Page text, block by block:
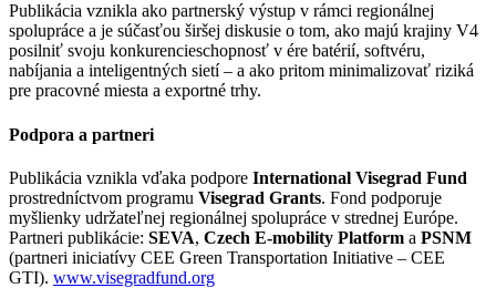
Publikácia vznikla ako partnerský výstup v rámci regionálnej
spolupráce a je súčasťou širšej diskusie o tom, ako majú krajiny V4
posilniť svoju konkurencieschopnosť v ére batérií, softvéru,
nabíjania a inteligentných sietí – a ako pritom minimalizovať riziká
pre pracovné miesta a exportné trhy.
Podpora a partneri
Publikácia vznikla vďaka podpore International Visegrad Fund
prostredníctvom programu Visegrad Grants. Fond podporuje
myšlienky udržateľnej regionálnej spolupráce v strednej Európe.
Partneri publikácie: SEVA, Czech E-mobility Platform a PSNM
(partneri iniciatívy CEE Green Transportation Initiative – CEE
GTI). www.visegradfund.org